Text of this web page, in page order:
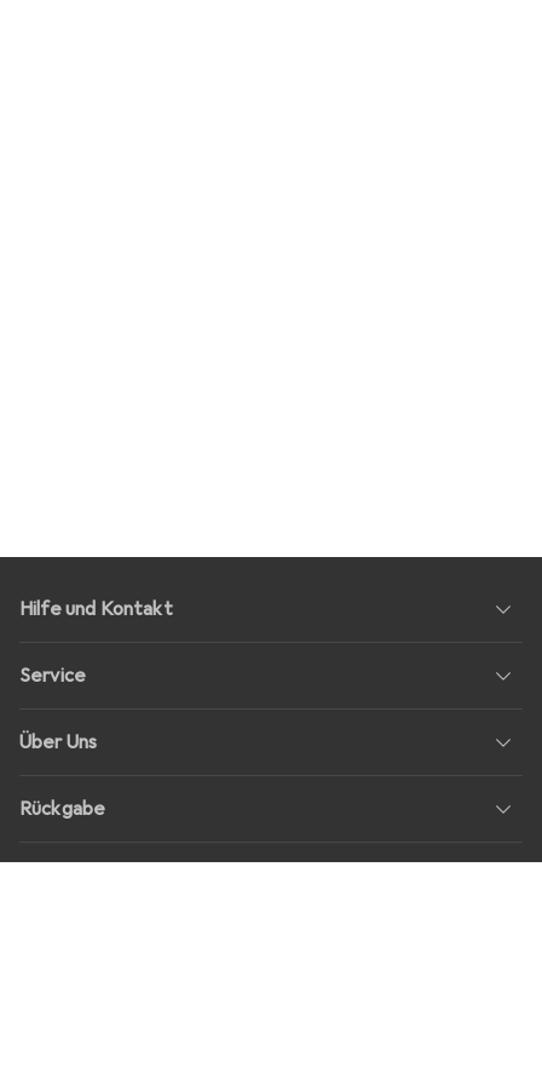
Hilfe und Kontakt
Service
Über Uns
Rückgabe